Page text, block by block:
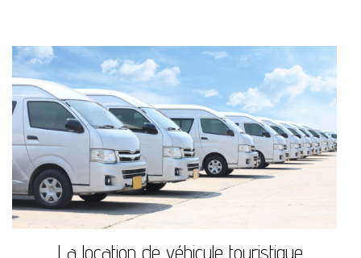
La location de véhicule touristique